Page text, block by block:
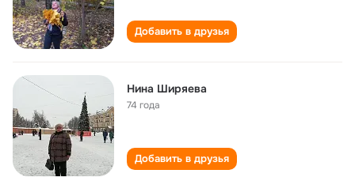
Добавить в друзья
Нина Ширяева
74 года
Добавить в друзья